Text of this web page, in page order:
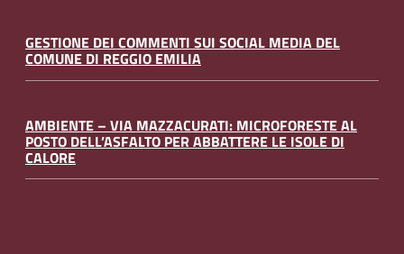
GESTIONE DEI COMMENTI SUI SOCIAL MEDIA DEL
COMUNE DI REGGIO EMILIA
AMBIENTE – VIA MAZZACURATI: MICROFORESTE AL
POSTO DELL’ASFALTO PER ABBATTERE LE ISOLE DI
CALORE